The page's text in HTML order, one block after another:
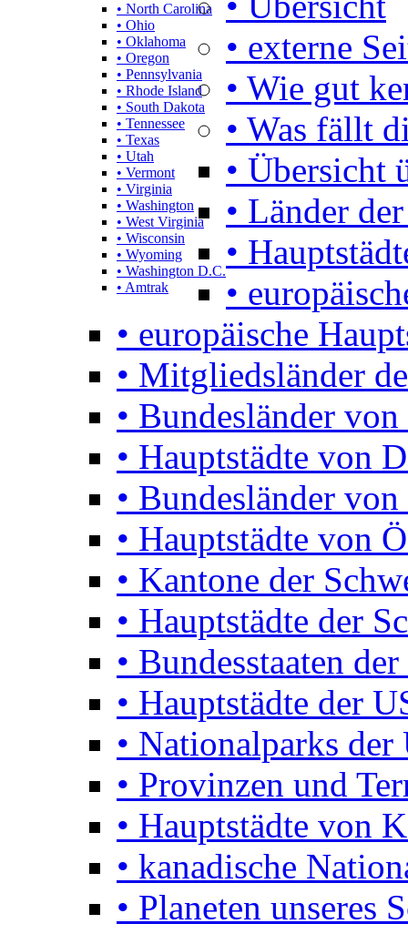
• North Carolina
• Ohio
• Oklahoma
• Oregon
• Pennsylvania
• Rhode Island
• South Dakota
• Tennessee
• Texas
• Utah
• Vermont
• Virginia
• Washington
• West Virginia
• Wisconsin
• Wyoming
• Washington D.C.
• Amtrak
• externe
• Wie gut
• Was fällt
• Übersicht
• Länder
•
•
• europäische
• Mitgliedsländer
• Bundesländer
• Hauptstädte von
• Bundesländer
• Hauptstädte von
• Kantone der
• Hauptstädte der
• Bundesstaaten
• Hauptstädte der
• Nationalparks der
• Provinzen und
• Hauptstädte von
• kanadische
• Planeten unseres